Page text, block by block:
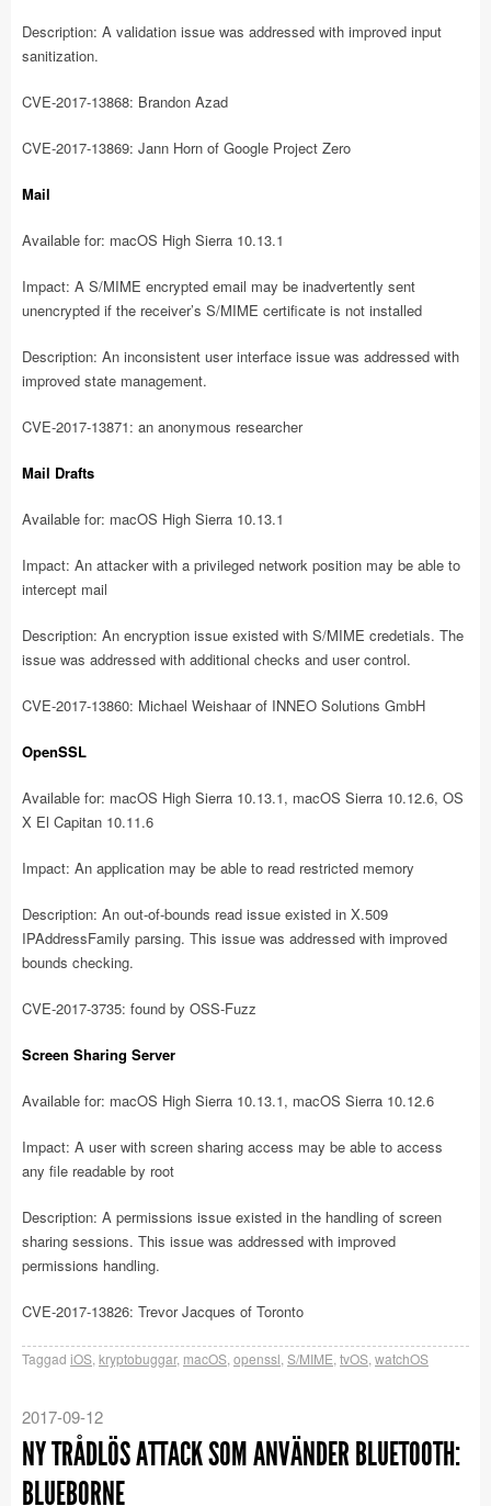
Description: A validation issue was addressed with improved input
sanitization.
CVE-2017-13868: Brandon Azad
CVE-2017-13869: Jann Horn of Google Project Zero
Mail
Available for: macOS High Sierra 10.13.1
Impact: A S/MIME encrypted email may be inadvertently sent
unencrypted if the receiver’s S/MIME certificate is not installed
Description: An inconsistent user interface issue was addressed with
improved state management.
CVE-2017-13871: an anonymous researcher
Mail Drafts
Available for: macOS High Sierra 10.13.1
Impact: An attacker with a privileged network position may be able to
intercept mail
Description: An encryption issue existed with S/MIME credetials. The
issue was addressed with additional checks and user control.
CVE-2017-13860: Michael Weishaar of INNEO Solutions GmbH
OpenSSL
Available for: macOS High Sierra 10.13.1, macOS Sierra 10.12.6, OS
X El Capitan 10.11.6
Impact: An application may be able to read restricted memory
Description: An out-of-bounds read issue existed in X.509
IPAddressFamily parsing. This issue was addressed with improved
bounds checking.
CVE-2017-3735: found by OSS-Fuzz
Screen Sharing Server
Available for: macOS High Sierra 10.13.1, macOS Sierra 10.12.6
Impact: A user with screen sharing access may be able to access
any file readable by root
Description: A permissions issue existed in the handling of screen
sharing sessions. This issue was addressed with improved
permissions handling.
CVE-2017-13826: Trevor Jacques of Toronto
Taggad iOS kryptobuggar, macOS openssl S/MIME tvOS watchOS
2017-09-12
NY TRÅDLÖS ATTACK SOM ANVÄNDER BLUETOOTH:
BLUEBORNE